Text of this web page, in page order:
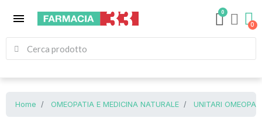
menu 0
Home OMEOPATIA E MEDICINA NATURALE UNITARI